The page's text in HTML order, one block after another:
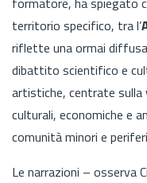
territorio specifico, tra l’
riflette una or­mai
dibattito scientifico e
artistiche, centrate sulla
culturali, economiche e
comunità minori e
Le narrazioni – osserva